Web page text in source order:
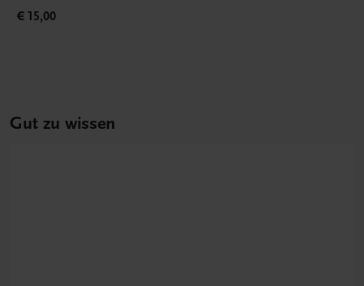
€ 15,00
Gut zu wissen